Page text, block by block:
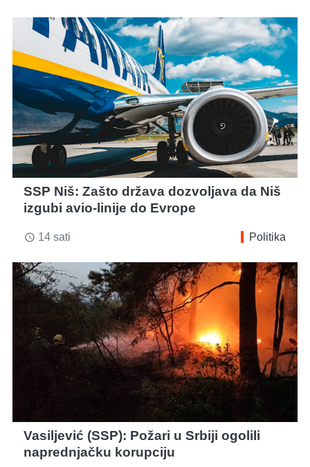
SSP Niš: Zašto država dozvoljava da Niš
izgubi avio-linije do Evrope
access_time 14 sati Politika
Vasiljević (SSP): Požari u Srbiji ogolili
naprednjačku korupciju